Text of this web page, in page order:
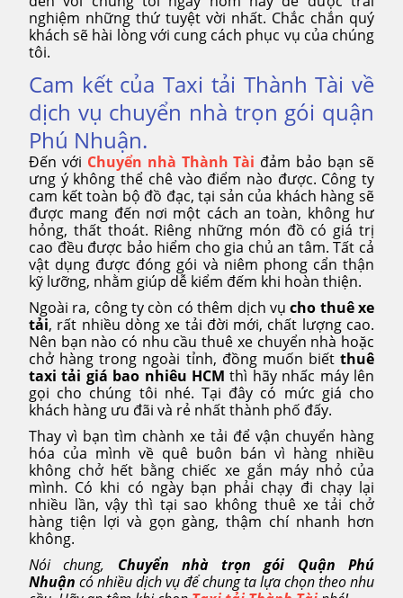
nghiệm những thứ tuyệt vời nhất. Chắc chắn quý
khách sẽ hài lòng với cung cách phục vụ của chúng
tôi.
Cam kết của Taxi tải Thành Tài về
dịch vụ chuyển nhà trọn gói quận
Phú Nhuận.
Đến với Chuyển nhà Thành Tài đảm bảo bạn sẽ
ưng ý không thể chê vào điểm nào được. Công ty
cam kết toàn bộ đồ đạc, tại sản của khách hàng sẽ
được mang đến nơi một cách an toàn, không hư
hỏng, thất thoát. Riêng những món đồ có giá trị
cao đều được bảo hiểm cho gia chủ an tâm. Tất cả
vật dụng được đóng gói và niêm phong cẩn thận
kỹ lưỡng, nhằm giúp dễ kiểm đếm khi hoàn thiện.
Ngoài ra, công ty còn có thêm dịch vụcho thuê xe
tải, rất nhiều dòng xe tải đời mới, chất lượng cao.
Nên bạn nào có nhu cầu thuê xe chuyển nhà hoặc
chở hàng trong ngoài tỉnh, đồng muốn biết thuê
taxi tải giá bao nhiêu HCM thì hãy nhấc máy lên
gọi cho chúng tôi nhé. Tại đây có mức giá cho
khách hàng ưu đãi và rẻ nhất thành phố đấy.
Thay vì bạn tìm chành xe tải để vận chuyển hàng
hóa của mình về quê buôn bán vì hàng nhiều
không chở hết bằng chiếc xe gắn máy nhỏ của
mình. Có khi có ngày bạn phải chạy đi chạy lại
nhiều lần, vậy thì tại sao không thuê xe tải chở
hàng tiện lợi và gọn gàng, thậm chí nhanh hơn
không.
Nói chung, Chuyển nhà trọn gói Quận Phú
Nhuận có nhiều dịch vụ để chung ta lựa chọn theo nhu